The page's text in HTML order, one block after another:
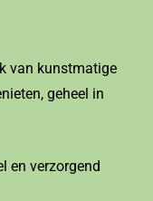
van kunstmatige
geheel in
en verzorgend